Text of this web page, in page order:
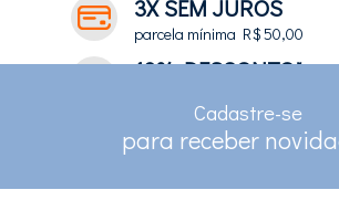
3X SEM JUROS
parcela mínima R$ 50,00
10% DESCONTO*
RASTREAMENTO
Cadastre-se
para receber